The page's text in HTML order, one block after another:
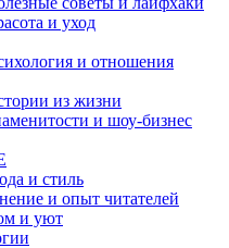
и уход
и отношения
из жизни
и шоу-бизнес
и стиль
и опыт читателей
и уют